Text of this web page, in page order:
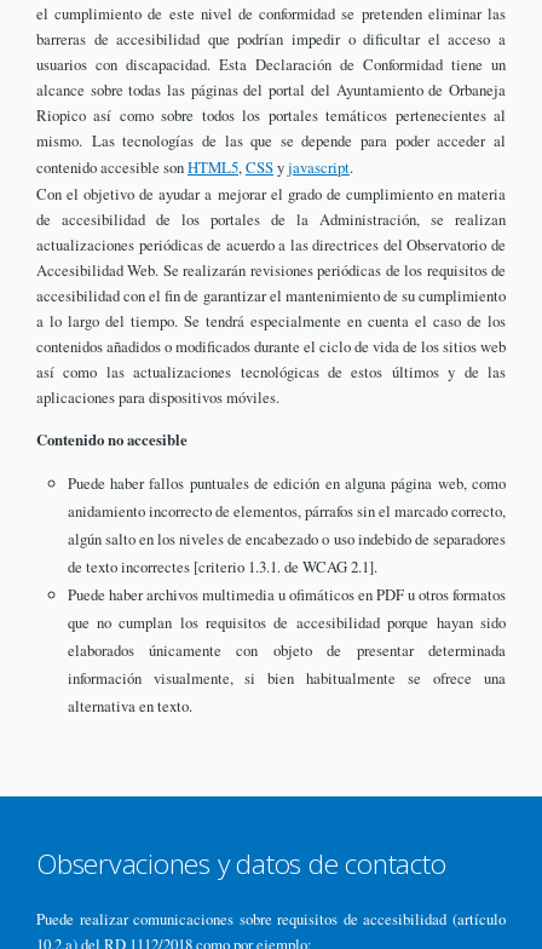
el cumplimiento de este nivel de conformidad se pretenden eliminar las
barreras de accesibilidad que podrían impedir o dificultar el acceso a
usuarios con discapacidad. Esta Declaración de Conformidad tiene un
alcance sobre todas las páginas del portal del Ayuntamiento de Orbaneja
Riopico así como sobre todos los portales temáticos pertenecientes al
mismo. Las tecnologías de las que se depende para poder acceder al
contenido accesible sonHTML5, CSSyjavascript.
Con el objetivo de ayudar a mejorar el grado de cumplimiento en materia
de accesibilidad de los portales de la Administración, se realizan
actualizaciones periódicas de acuerdo a las directrices del Observatorio de
Accesibilidad Web. Se realizarán revisiones periódicas de los requisitos de
accesibilidad con el fin de garantizar el mantenimiento de su cumplimiento
a lo largo del tiempo. Se tendrá especialmente en cuenta el caso de los
contenidos añadidos o modificados durante el ciclo de vida de los sitios web
así como las actualizaciones tecnológicas de estos últimos y de las
aplicaciones para dispositivos móviles.
Contenido no accesible
Puede haber fallos puntuales de edición en alguna página web, como
anidamiento incorrecto de elementos, párrafos sin el marcado correcto,
algún salto en los niveles de encabezado o uso indebido de separadores
de texto incorrectes [criterio 1.3.1. de WCAG 2.1].
Puede haber archivos multimedia u ofimáticos en PDF u otros formatos
que no cumplan los requisitos de accesibilidad porque hayan sido
elaborados únicamente con objeto de presentar determinada
información visualmente, si bien habitualmente se ofrece una
alternativa en texto.
Observaciones y datos de contacto
Puede realizar comunicaciones sobre requisitos de accesibilidad (artículo
10.2.a) del RD 1112/2018 como por ejemplo: